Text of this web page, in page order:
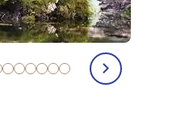
clé 1
chiffre clé 2
chiffre clé 3
au chiffre clé 4
au chiffre clé 5
Aller au chiffre clé 6
Aller au chiffre clé 7
Aller au chiffre clé 8
Aller au chiffre clé 9
Aller au chiffre clé 10
Aller au chiffre clé 11
précédentChiffre